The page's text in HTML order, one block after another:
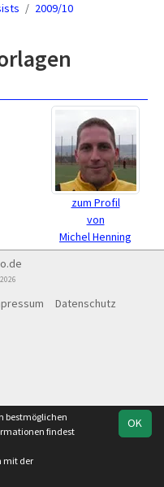
2009/10
zum Profil
von
Michel Henning
Datenschutz
OK
bestmöglichen
findest
mit der